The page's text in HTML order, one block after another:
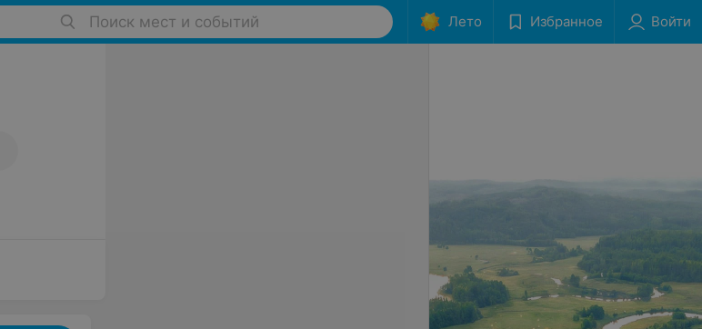
Поиск мест и событий Лето Избранное Войти